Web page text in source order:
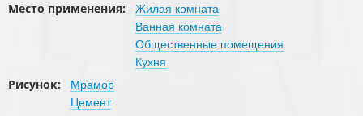
Место применения:
Жилая комната
Ванная комната
Общественные помещения
Кухня
Рисунок:
Мрамор
Цемент